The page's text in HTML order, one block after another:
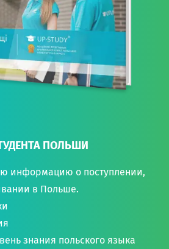
ПОЛЬШИ
информацию о поступлении,
в Польше.
знания польского языка